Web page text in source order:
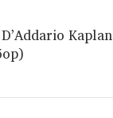
Kaplan